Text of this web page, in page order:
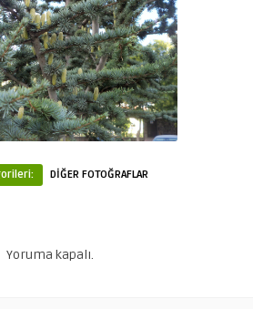
DİĞER FOTOĞRAFLAR
Yoruma kapalı.